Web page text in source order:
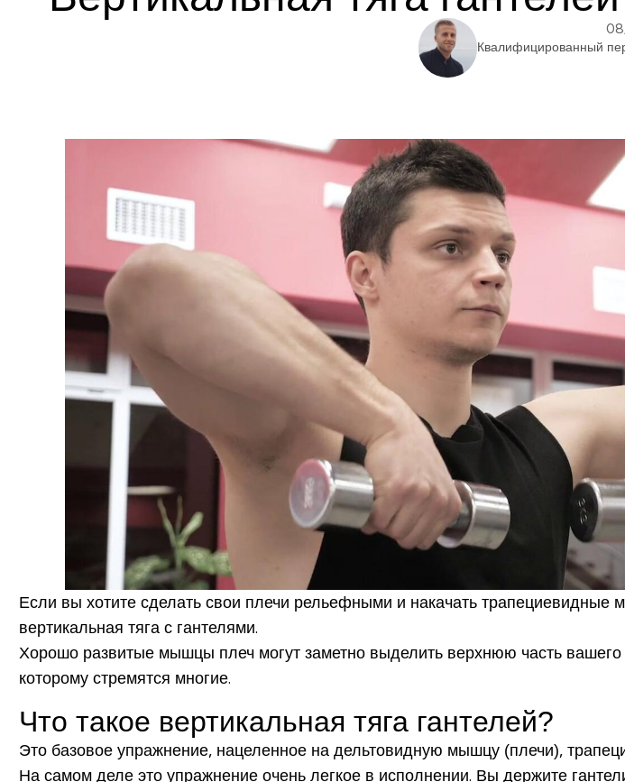
Квалифицированный
Если вы хотите сделать свои плечи рельефными и накачать
вертикальная тяга с гантелями.
Хорошо развитые мышцы плеч могут заметно выделить верхнюю часть
которому стремятся многие.
Что такое вертикальная тяга гантелей?
Это базовое упражнение, нацеленное на дельтовидную мышцу (плечи),
На самом деле это упражнение очень легкое в исполнении. Вы держите